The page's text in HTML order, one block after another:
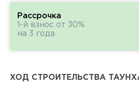
Рассрочка
1-й взнос от 30%
на 3 года
ХОД СТРОИТЕЛЬСТВА